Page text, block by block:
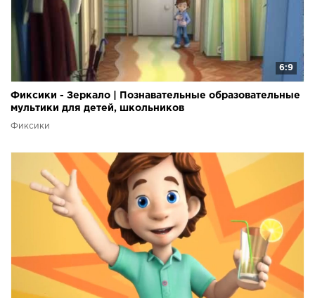
6:9
Фиксики - Зеркало | Познавательные образовательные
мультики для детей, школьников
Фиксики